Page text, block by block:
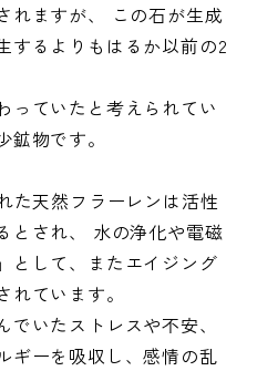
れますが、 この石が生成
するよりもはるか以前の2
っていたと考えられてい
物です。
た天然フラーレンは活性
とされ、 水の浄化や電磁
として、またエイジング
ています。
いたストレスや不安、
ギーを吸収し、感情の乱